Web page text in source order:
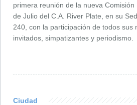
primera reunión de la nueva Comisión
de Julio del C.A. River Plate, en su
240, con la participación de todos sus
invitados, simpatizantes y periodismo.
Ciudad